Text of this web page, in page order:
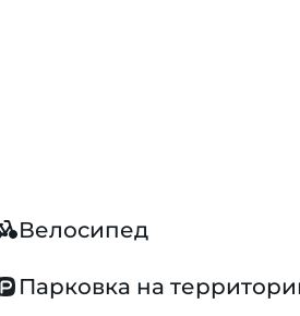
Велосипед
Парковка на